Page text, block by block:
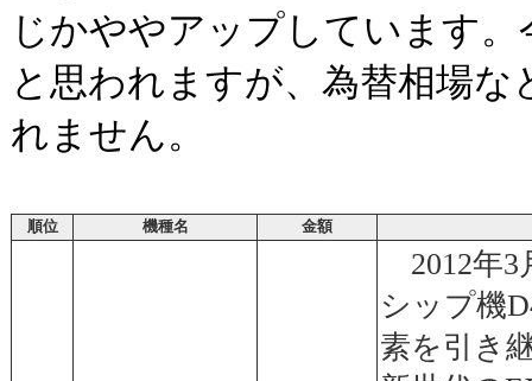
じかややアップしています
と思われますが、為替相場
れません。
順位 機種名 金額
2012年3
シップ機
素を引き